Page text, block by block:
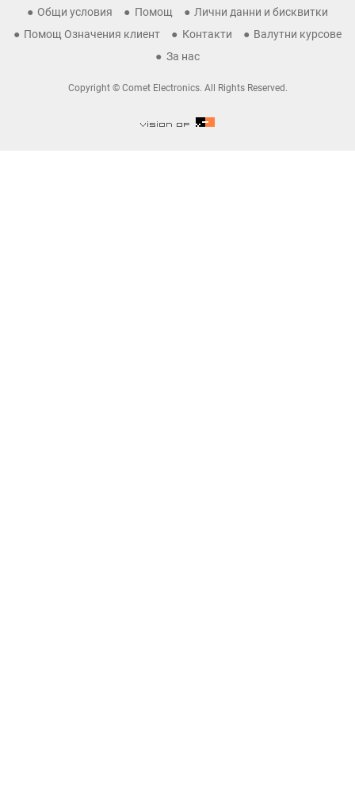
Общи условия Помощ
Лични данни и бисквитки
Помощ Означения клиент
Контакти
Валутни курсове
За нас
Copyright © Comet Electronics. All Rights Reserved.